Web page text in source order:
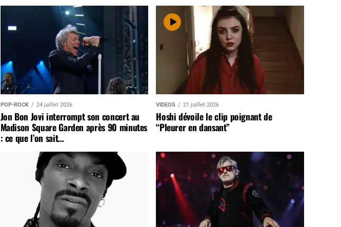
POP-ROCK 24 juillet 2026
Jon Bon Jovi interrompt son concert au
Madison Square Garden après 90 minutes
: ce que l’on sait…
VIDEOS 21 juillet 2026
Hoshi dévoile le clip poignant de
“Pleurer en dansant”